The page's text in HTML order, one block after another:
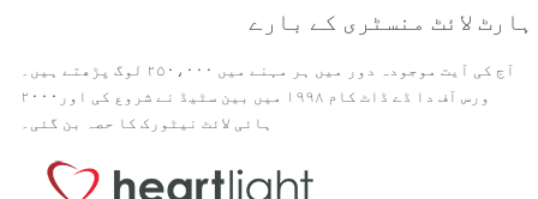
ہارٹ لائٹ منسٹری کے بارے
آج کی آیت موجودہ دور میں ہر مہنے میں ۲۵۰،۰۰۰ لوگ پڑھتے ہیں۔
ورس آف دا ڈے ڈاٹ کام ۱۹۹۸ میں بین سٹیڈ نے شروع کی اور۲۰۰۰
ہائی لائٹ نیٹورک کا حصہ بن گئی۔